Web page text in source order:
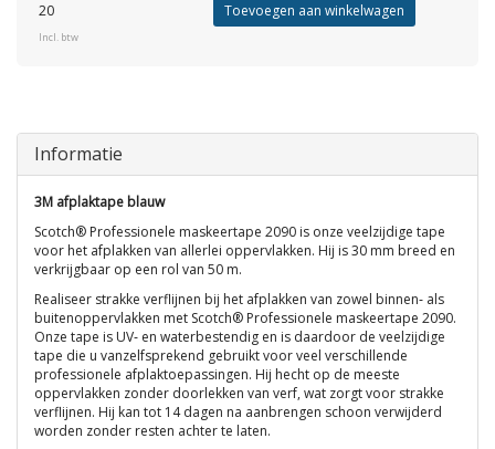
20
Incl. btw
Toevoegen aan winkelwagen
Informatie
3M afplaktape blauw
Scotch® Professionele maskeertape 2090 is onze veelzijdige tape
voor het afplakken van allerlei oppervlakken. Hij is 30 mm breed en
verkrijgbaar op een rol van 50 m.
Realiseer strakke verflijnen bij het afplakken van zowel binnen‑ als
buitenoppervlakken met Scotch® Professionele maskeertape 2090.
Onze tape is UV‑ en waterbestendig en is daardoor de veelzijdige
tape die u vanzelfsprekend gebruikt voor veel verschillende
professionele afplaktoepassingen. Hij hecht op de meeste
oppervlakken zonder doorlekken van verf, wat zorgt voor strakke
verflijnen. Hij kan tot 14 dagen na aanbrengen schoon verwijderd
worden zonder resten achter te laten.